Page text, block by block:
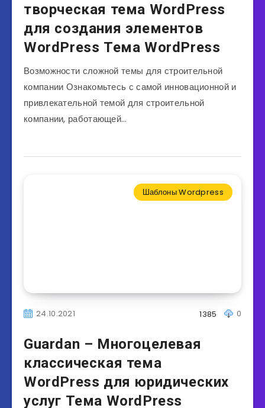
творческая тема WordPress
для создания элементов
WordPress Тема WordPress
Возможности сложной темы для строительной
компании Ознакомьтесь с самой инновационной и
привлекательной темой для строительной
компании, работающей…
Шаблоны Wordpress
24.10.2021 0
1385
Guardan – Многоцелевая
классическая тема
WordPress для юридических
услуг Тема WordPress